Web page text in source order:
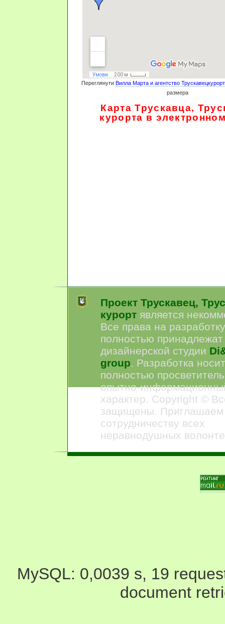
Переглянути Вилла Марта и агентство Трускавецкурорт
размера
Карта Трускавца,
курорта в
Проект Трускавец,
курорт является
Все права на разработку
полностью принадлежат
дизайнерской студии
group. Разработка носит
полностью
опытно-
характер. Copyright ©
защищены. Приглашаем
сотрудничеству всех
неравнодушных
MySQL: 0,0039 s, 19
document